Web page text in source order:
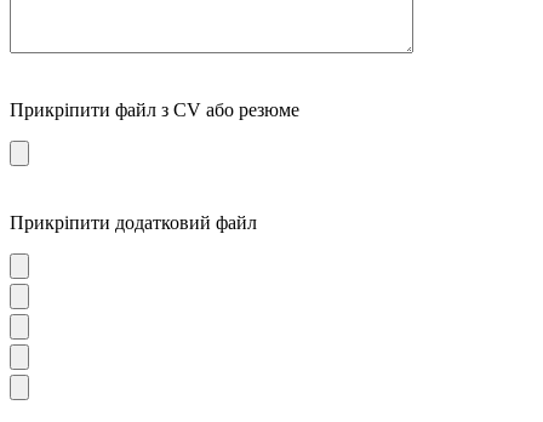
Прикріпити файл з CV або резюме
Прикріпити додатковий файл